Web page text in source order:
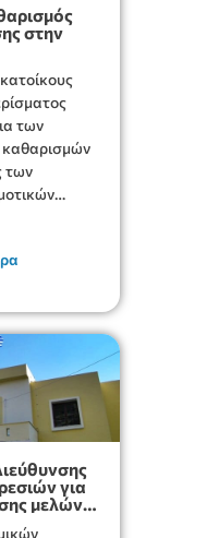
στην
των
των
για
μελών